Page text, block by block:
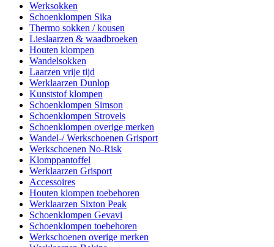
Werksokken
Schoenklompen Sika
Thermo sokken / kousen
Lieslaarzen & waadbroeken
Houten klompen
Wandelsokken
Laarzen vrije tijd
Werklaarzen Dunlop
Kunststof klompen
Schoenklompen Simson
Schoenklompen Strovels
Schoenklompen overige merken
Wandel-/ Werkschoenen Grisport
Werkschoenen No-Risk
Klomppantoffel
Werklaarzen Grisport
Accessoires
Houten klompen toebehoren
Werklaarzen Sixton Peak
Schoenklompen Gevavi
Schoenklompen toebehoren
Werkschoenen overige merken